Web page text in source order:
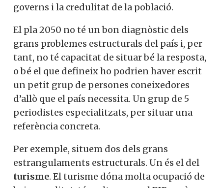
governs i la credulitat de la població.
El pla 2050 no té un bon diagnòstic dels
grans problemes estructurals del país i, per
tant, no té capacitat de situar bé la resposta,
o bé el que defineix ho podrien haver escrit
un petit grup de persones coneixedores
d’allò que el país necessita. Un grup de 5
periodistes especialitzats, per situar una
referència concreta.
Per exemple, situem dos dels grans
estrangulaments estructurals. Un és el del
turisme. El turisme dóna molta ocupació de